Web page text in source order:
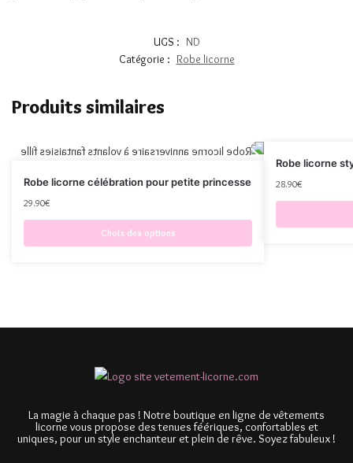
UGS : ND
Catégorie : Robe licorne
Produits similaires
Robe licorne célébration pour petite princesse
29.90€
Choix des options
Robe licorne
28.90€
La magie à chaque pas ! Notre boutique en ligne de vêtements
licorne vous propose des tenues féériques, confortables et
uniques, pour un style enchanteur et plein de rêve. Soyez fabuleux !